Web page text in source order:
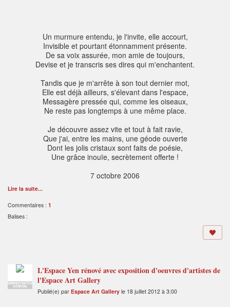
Un murmure entendu, je l'invite, elle accourt,
Invisible et pourtant étonnamment présente.
De sa voix assurée, mon amie de toujours,
Devise et je transcris ses dires qui m'enchantent.
Tandis que je m'arrête à son tout dernier mot,
Elle est déjà ailleurs, s'élevant dans l'espace,
Messagère pressée qui, comme les oiseaux,
Ne reste pas longtemps à une même place.
Je découvre assez vite et tout à fait ravie,
Que j'ai, entre les mains, une géode ouverte
Dont les jolis cristaux sont faits de poésie,
Une grâce inouïe, secrètement offerte !
7 octobre 2006
Lire la suite...
Commentaires : 1
Balises :
ADMINISTRATEUR
GENERAL
L'Espace Yen rénové avec exposition d'oeuvres d'artistes de
l'Espace Art Gallery
Publié(e) par Espace Art Gallery le 18 juillet 2012 à 3:00